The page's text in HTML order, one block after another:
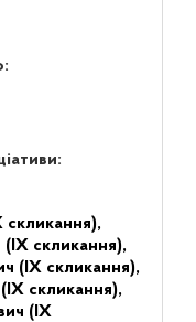
(IX скликання),
(IX скликання),
скликання),
(IX